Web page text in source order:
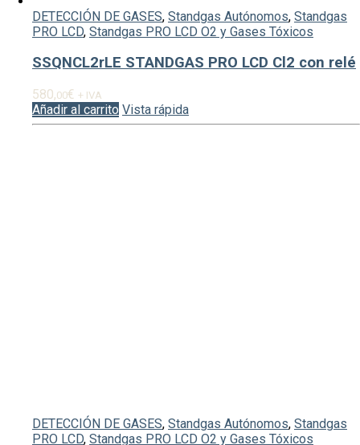
DETECCIÓN DE GASES, Standgas Autónomos, Standgas
PRO LCD, Standgas PRO LCD O2 y Gases Tóxicos
SSQNCL2rLE STANDGAS PRO LCD Cl2 con relé
580,00€ + IVA
Añadir al carrito Vista rápida
DETECCIÓN DE GASES, Standgas Autónomos, Standgas
PRO LCD, Standgas PRO LCD O2 y Gases Tóxicos